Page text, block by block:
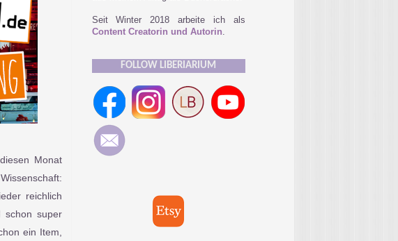
Monat
reichlich
schon super
ein Item,
Seit Winter 2018 arbeite ich als
Content Creatorin und Autorin.
FOLLOW LIBERIARIUM